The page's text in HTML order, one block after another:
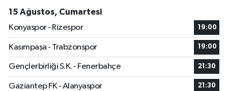
15 Ağustos, Cumartesi
Konyaspor - Rizespor
19:00
Kasımpaşa - Trabzonspor 19:00
Gençlerbirliği S.K. - Fenerbahçe 21:30
Gaziantep FK - Alanyaspor 21:30